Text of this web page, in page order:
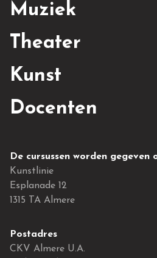
Muziek
Theater
Kunst
Docenten
De cursussen worden
Kunstlinie
Esplanade 12
1315 TA Almere
Postadres
CKV Almere U.A.